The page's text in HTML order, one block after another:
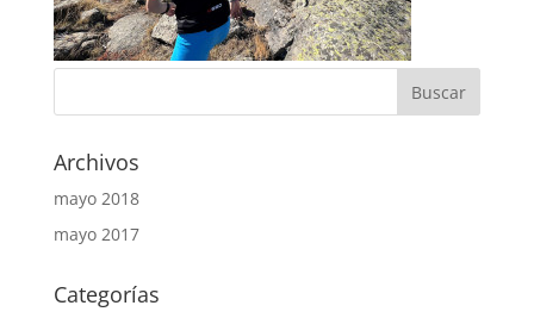
Archivos
mayo 2018
mayo 2017
Categorías